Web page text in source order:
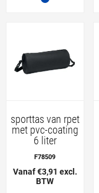
sporttas van rpet
met pvc-coating
6 liter
F78509
Vanaf €3,91 excl.
BTW